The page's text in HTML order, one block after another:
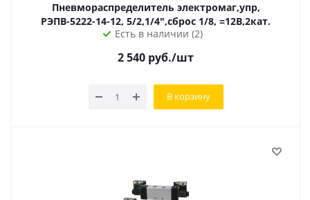
Пневмораспределитель электромаг,упр,
РЭПВ-5222-14-12, 5/2,1/4",сброс 1/8, =12В,2кат.
Есть в наличии (2)
2 540 руб./шт
В корзину